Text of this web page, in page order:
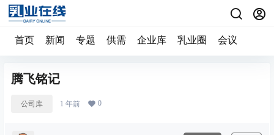
首页 新闻 专题 供需 企业库 乳业圈 会议
腾飞铭记
公司库 1 年前 0